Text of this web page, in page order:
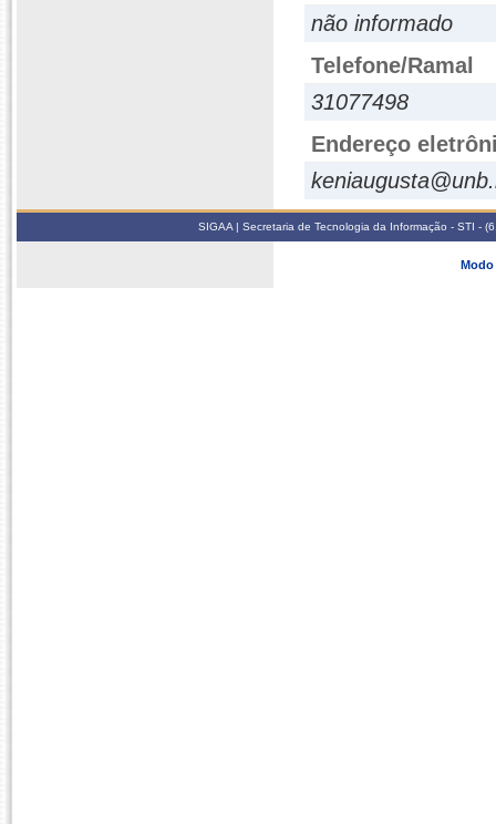
não informado
Telefone/Ramal
31077498
Endereço
SIGAA | Secretaria de Tecnologia da Informação - STI -
Modo